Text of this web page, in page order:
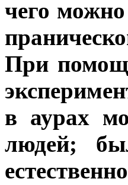
чего можно
При
в аурах
людей;